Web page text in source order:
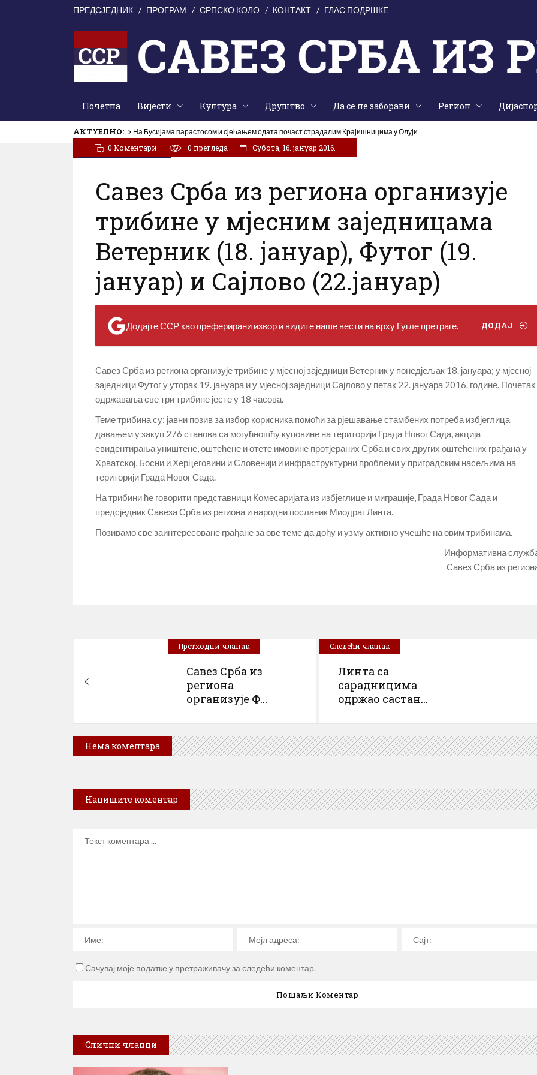
ПРЕДСЈЕДНИК ПРОГРАМ СРПСКО КОЛО КОНТАКТ ГЛАС ПОДРШКЕ
Почетна Вијести Култура Друштво Да се не заборави Регион
АКТУЕЛНО:
На Бусијама парастосом и сјећањем одата почаст страдалим Крајишницима у Олуји
Активности/Вијести
0 Коментари 0 прегледа Субота, 16. јануар 2016.
Савез Срба из региона организује
трибине у мјесним заједницама
Ветерник (18. јануар), Футог (19.
јануар) и Сајлово (22.јануар)
Додајте ССР као преферирани извор и видите наше вести на врху Гугле претраге. ДОДАЈ
Савез Срба из региона организује трибине у мјесној заједници Ветерник у понедјељак 18. јануара; у мјесној
заједници Футог у уторак 19. јануара и у мјесној заједници Сајлово у петак 22. јануара 2016. године. Почетак
одржавања све три трибине јесте у 18 часова.
Теме трибина су: јавни позив за избор корисника помоћи за рјешавање стамбених потреба избјеглица
давањем у закуп 276 станова са могућношћу куповине на територији Града Новог Сада, акција
евидентирања уништене, оштећене и отете имовине протјераних Срба и свих других оштећених грађана у
Хрватској, Босни и Херцеговини и Словенији и инфраструктурни проблеми у приградским насељима на
територији Града Новог Сада.
На трибини ће говорити представници Комесаријата из избјеглице и миграције, Града Новог Сада и
предсједник Савеза Срба из региона и народни посланик Миодраг Линта.
Позивамо све заинтересоване грађане за ове теме да дођу и узму активно учешће на овим трибинама.
Информативна
Савез Срба из
Претходни чланак
Савез Срба из
региона
организује Ф...
Следећи чланак
Линта са
сарадницима
одржао састан...
Нема коментара
Напишите коментар
Сачувај моје податке у претраживачу за следећи коментар.
Слични чланци